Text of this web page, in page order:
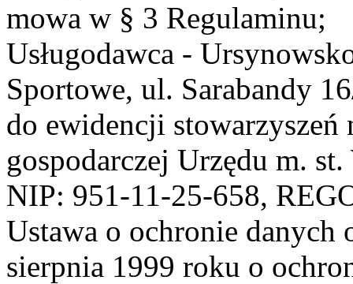
mowa w § 3 Regulaminu;
Usługodawca -
Sportowe, ul. Sarabandy
do ewidencji stowarzyszeń
gospodarczej Urzędu m.
NIP: 951-11-25-658,
Ustawa o ochronie danych
sierpnia 1999 roku o